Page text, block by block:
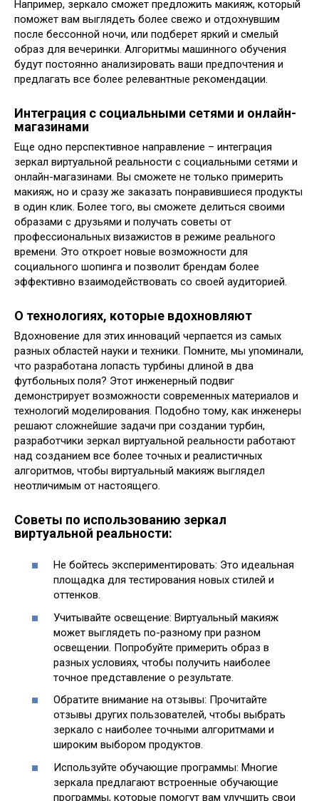
Например, зеркало сможет предложить макияж, который
поможет вам выглядеть более свежо и отдохнувшим
после бессонной ночи, или подберет яркий и смелый
образ для вечеринки. Алгоритмы машинного обучения
будут постоянно анализировать ваши предпочтения и
предлагать все более релевантные рекомендации.
Интеграция с социальными сетями и онлайн-
магазинами
Еще одно перспективное направление – интеграция
зеркал виртуальной реальности с социальными сетями и
онлайн-магазинами. Вы сможете не только примерить
макияж, но и сразу же заказать понравившиеся продукты
в один клик. Более того, вы сможете делиться своими
образами с друзьями и получать советы от
профессиональных визажистов в режиме реального
времени. Это откроет новые возможности для
социального шопинга и позволит брендам более
эффективно взаимодействовать со своей аудиторией.
О технологиях, которые вдохновляют
Вдохновение для этих инноваций черпается из самых
разных областей науки и техники. Помните, мы упоминали,
что разработана лопасть турбины длиной в два
футбольных поля? Этот инженерный подвиг
демонстрирует возможности современных материалов и
технологий моделирования. Подобно тому, как инженеры
решают сложнейшие задачи при создании турбин,
разработчики зеркал виртуальной реальности работают
над созданием все более точных и реалистичных
алгоритмов, чтобы виртуальный макияж выглядел
неотличимым от настоящего.
Советы по использованию зеркал
виртуальной реальности:
Не бойтесь экспериментировать: Это идеальная
площадка для тестирования новых стилей и
оттенков.
Учитывайте освещение: Виртуальный макияж
может выглядеть по-разному при разном
освещении. Попробуйте примерить образ в
разных условиях, чтобы получить наиболее
точное представление о результате.
Обратите внимание на отзывы: Прочитайте
отзывы других пользователей, чтобы выбрать
зеркало с наиболее точными алгоритмами и
широким выбором продуктов.
Используйте обучающие программы: Многие
зеркала предлагают встроенные обучающие
программы, которые помогут вам улучшить свои